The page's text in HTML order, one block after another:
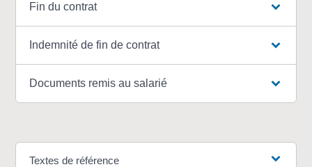
Fin du contrat
Indemnité de fin de contrat
Documents remis au salarié
Textes de référence